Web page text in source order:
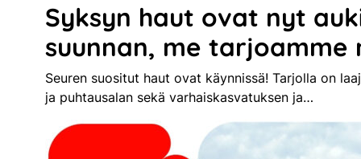
Syksyn haut ovat nyt
suunnan, me tarjoamme
Seuren suositut haut ovat käynnissä! Tarjolla on
ja puhtausalan sekä varhaiskasvatuksen ja…